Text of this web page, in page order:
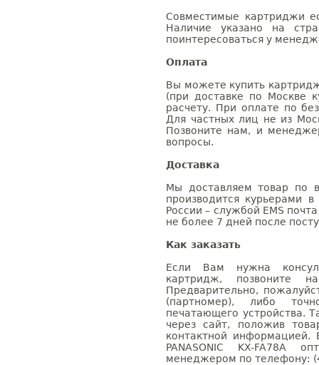
Совместимые картриджи
Наличие указано на
поинтересоваться у
Оплата
Вы можете купить
(при доставке по Москве
расчету. При оплате по
Для частных лиц не из
Позвоните нам, и
вопросы.
Доставка
Мы доставляем товар по
производится курьерами
России – службой EMS
не более 7 дней после
Как заказать
Если Вам нужна
картридж, позвоните
Предварительно,
(партномер), либо
печатающего устройства.
через сайт, положив
контактной информацией.
PANASONIC KX-
менеджером по телефону: